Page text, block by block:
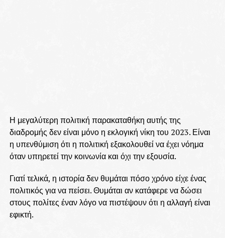
Η μεγαλύτερη πολιτική παρακαταθήκη αυτής της
διαδρομής δεν είναι μόνο η εκλογική νίκη του 2023. Είναι
η υπενθύμιση ότι η πολιτική εξακολουθεί να έχει νόημα
όταν υπηρετεί την κοινωνία και όχι την εξουσία.
Γιατί τελικά, η ιστορία δεν θυμάται πόσο χρόνο είχε ένας
πολιτικός για να πείσει. Θυμάται αν κατάφερε να δώσει
στους πολίτες έναν λόγο να πιστέψουν ότι η αλλαγή είναι
εφικτή.